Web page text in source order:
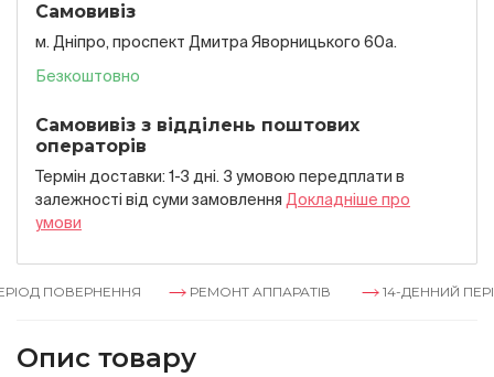
Самовивіз
м. Дніпро, проспект Дмитра Яворницького 60а.
Безкоштовно
Самовивіз з відділень поштових
операторів
Термін доставки: 1-3 дні. З умовою передплати в
залежностi вiд суми замовлення Докладнiше про
умови
ПОВЕРНЕННЯ РЕМОНТ АППАРАТІВ 14-ДЕННИЙ
Опис товару